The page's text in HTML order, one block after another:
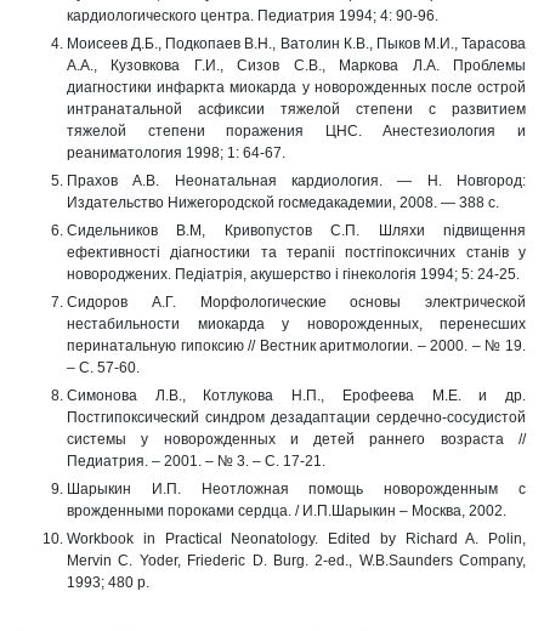
кардиологического центра. Педиатрия 1994; 4: 90-96.
Моисеев Д.Б., Подкопаев В.Н., Ватолин К.В., Пыков М.И., Тарасова
А.А., Кузовкова Г.И., Сизов С.В., Маркова Л.А. Проблемы
диагностики инфаркта миокарда у новорожденных после острой
интранатальной асфиксии тяжелой степени с развитием
тяжелой степени поражения ЦНС. Анестезиология и
реаниматология 1998; 1: 64-67.
Прахов А.В. Неонатальная кардиология. — Н. Новгород:
Издательство Нижегородской госмедакадемии, 2008. — 388 с.
Сидельников В.М, Кривопустов С.П. Шляхи niдвищення
ефективностi дiагностики та тepanii постгiпоксичних станiв у
новороджених. Педiатрiя, акушерство i гiнекологiя 1994; 5: 24-25.
Сидоров А.Г. Морфологические основы электрической
нестабильности миокарда у новорожденных, перенесших
перинатальную гипоксию // Вестник аритмологии. – 2000. – № 19.
– С. 57-60.
Симонова Л.В., Котлукова Н.П., Ерофеева М.Е. и др.
Постгипоксический синдром дезадаптации сердечно-сосудистой
системы у новорожденных и детей раннего возраста //
Педиатрия. – 2001. – № 3. – С. 17-21.
Шарыкин И.П. Неотложная помощь новорожденным с
врожденными пороками сердца. / И.П.Шарыкин – Москва, 2002.
Workbook in Practical Neonatology. Edited by Richard A. Polin,
Mervin C. Yoder, Friederic D. Burg. 2-ed., W.B.Saunders Company,
1993; 480 p.